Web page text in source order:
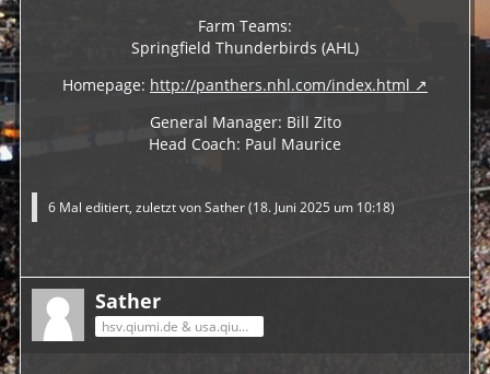
Farm Teams:
Springfield Thunderbirds (AHL)
Homepage: http://panthers.nhl.com/index.html
General Manager: Bill Zito
Head Coach: Paul Maurice
6 Mal editiert, zuletzt vonSather(18. Juni 2025 um 10:18)
Sather
hsv.qiumi.de & usa.qiumi.de